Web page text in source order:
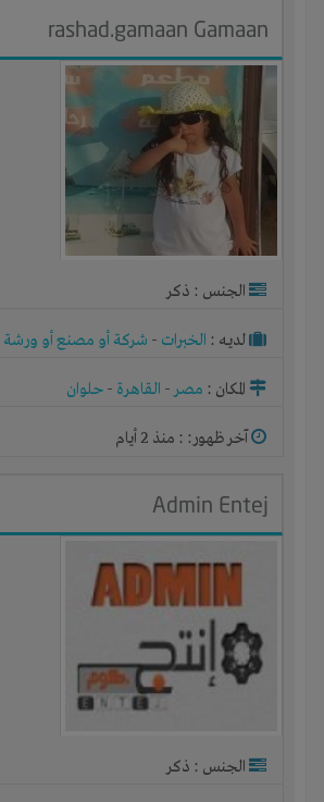
rashad.gamaan Gamaan
الجنس : ذكر
لديـه : الخبرات - شركة أو مصنع أو ورشة
المكان : مصر- القاهرة - حلوان
آخر ظهور: : منذ 2 أيام
Admin Entej
الجنس : ذكر